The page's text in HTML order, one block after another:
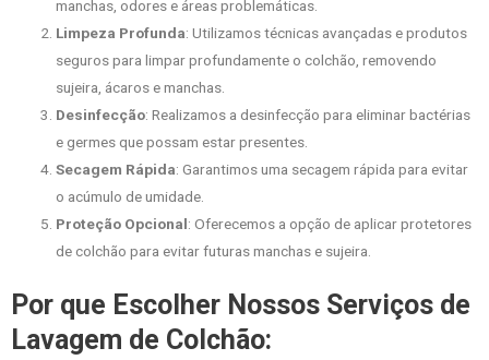
manchas, odores e áreas problemáticas.
Limpeza Profunda: Utilizamos técnicas avançadas e produtos
seguros para limpar profundamente o colchão, removendo
sujeira, ácaros e manchas.
Desinfecção: Realizamos a desinfecção para eliminar bactérias
e germes que possam estar presentes.
Secagem Rápida: Garantimos uma secagem rápida para evitar
o acúmulo de umidade.
Proteção Opcional: Oferecemos a opção de aplicar protetores
de colchão para evitar futuras manchas e sujeira.
Por que Escolher Nossos Serviços de
Lavagem de Colchão: